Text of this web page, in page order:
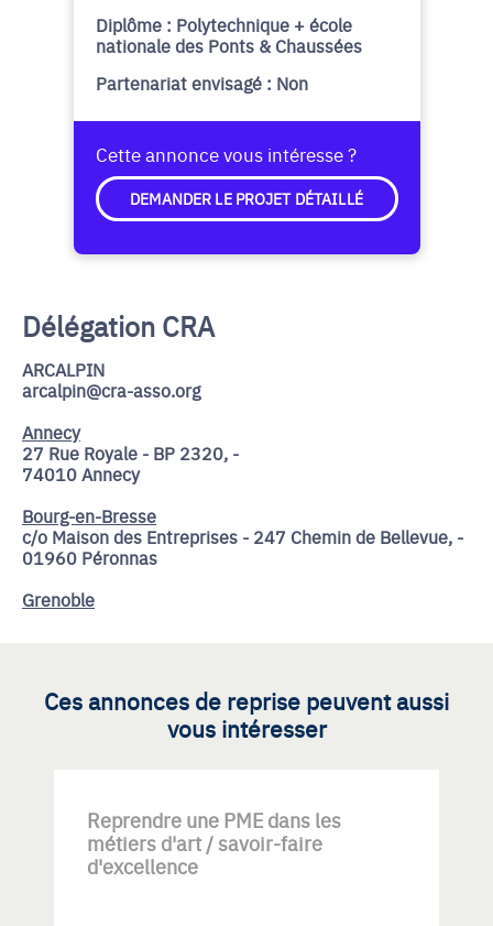
Diplôme : Polytechnique + école
nationale des Ponts & Chaussées
Partenariat envisagé : Non
Cette annonce vous intéresse ?
DEMANDER LE PROJET DÉTAILLÉ
Délégation CRA
ARCALPIN
arcalpin@cra-asso.org
Annecy
27 Rue Royale - BP 2320, -
74010 Annecy
Bourg-en-Bresse
c/o Maison des Entreprises - 247 Chemin de Bellevue, -
01960 Péronnas
Grenoble
Ces annonces de reprise peuvent aussi
vous intéresser
Reprendre une PME dans les
métiers d'art / savoir-faire
d'excellence